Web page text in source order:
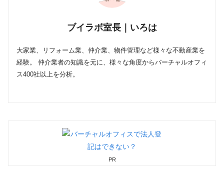
ブイラボ室長｜いろは
大家業、リフォーム業、仲介業、物件管理など様々な不動産業を
経験。 仲介業者の知識を元に、様々な角度からバーチャルオフィ
ス400社以上を分析。
PR